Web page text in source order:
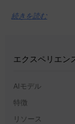
続きを読む
エクスペリエン
AIモデル
特徴
リソース